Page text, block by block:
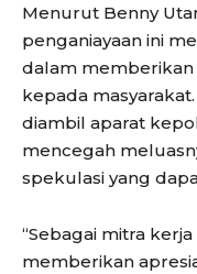
Menurut Benny
penganiayaan ini
dalam memberikan
kepada
diambil aparat
mencegah
spekulasi yang
“Sebagai mitra
memberikan